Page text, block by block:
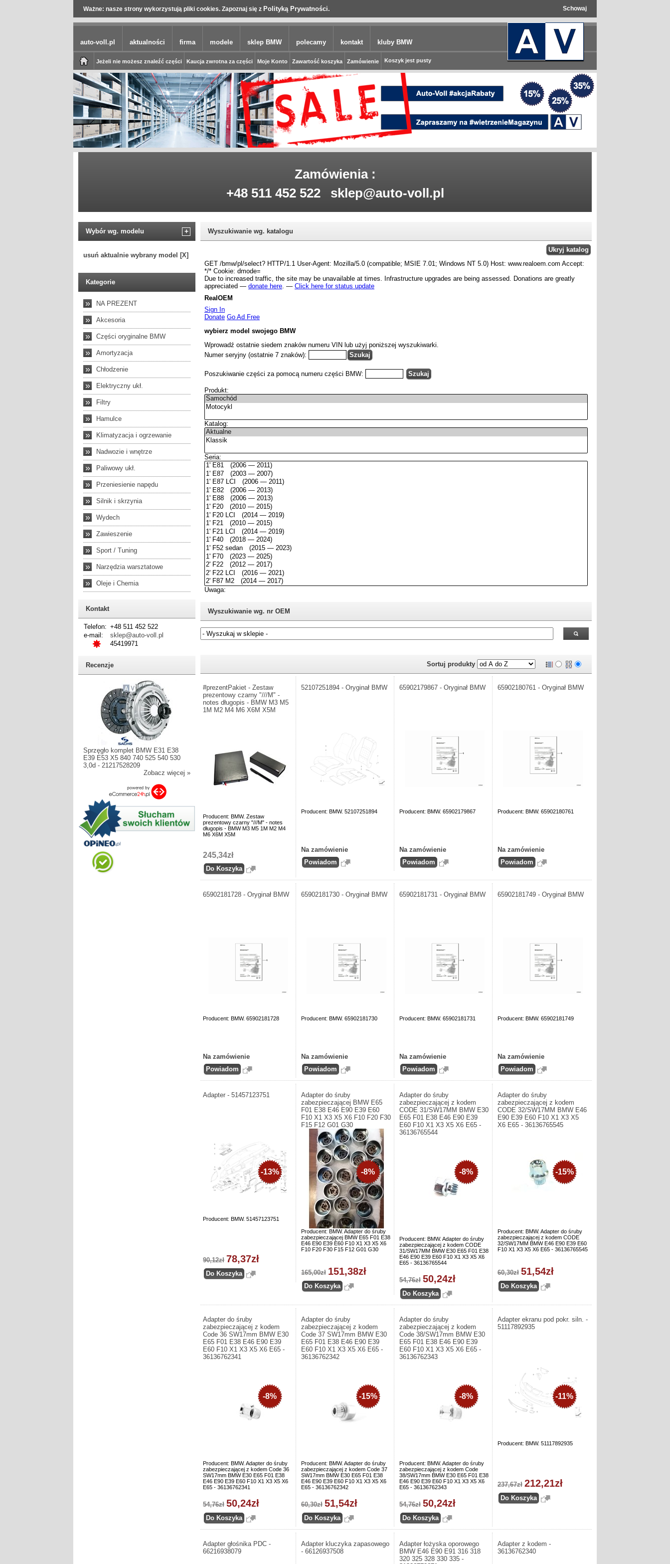
Schowaj
Ważne: nasze strony wykorzystują pliki cookies. Zapoznaj się z Polityką Prywatności.
auto-voll.pl aktualności firma modele sklep BMW polecamy kontakt kluby BMW
Jeżeli nie możesz znaleźć części Kaucja zwrotna za części Moje Konto Zawartość koszyka Zamówienie Koszyk jest pusty
Zamówienia :
+48 511 452 522
sklep@auto-voll.pl
Wybór wg. modelu +
usuń aktualnie wybrany model [X]
Kategorie
» NA PREZENT
» Akcesoria
» Części oryginalne BMW
» Amortyzacja
» Chłodzenie
» Elektryczny ukł.
» Filtry
» Hamulce
» Klimatyzacja i ogrzewanie
» Nadwozie i wnętrze
» Paliwowy ukł.
» Przeniesienie napędu
» Silnik i skrzynia
» Wydech
» Zawieszenie
» Sport / Tuning
» Narzędzia warsztatowe
» Oleje i Chemia
Kontakt
Telefon: +48 511 452 522
e-mail:
sklep@auto-voll.pl
45419971
Recenzje
Sprzęgło komplet BMW E31 E38
E39 E53 X5 840 740 525 540 530
3,0d - 21217528209
Zobacz więcej »
Wyszukiwanie wg. katalogu
Wyszukiwanie wg. nr OEM
Sortuj produkty
#prezentPakiet - Zestaw
prezentowy czarny "///M" -
notes długopis - BMW M3 M5
1M M2 M4 M6 X6M X5M
Producent: BMW. Zestaw
prezentowy czarny "///M" - notes
długopis - BMW M3 M5 1M M2 M4
M6 X6M X5M
245,34zł
52107251894 - Oryginał BMW
Producent: BMW. 52107251894
Na zamówienie
65902179867 - Oryginał BMW
Producent: BMW. 65902179867
Na zamówienie
65902180761 - Oryginał BMW
Producent: BMW. 65902180761
Na zamówienie
65902181728 - Oryginał BMW
Producent: BMW. 65902181728
Na zamówienie
65902181730 - Oryginał BMW
Producent: BMW. 65902181730
Na zamówienie
65902181731 - Oryginał BMW
Producent: BMW. 65902181731
Na zamówienie
65902181749 - Oryginał BMW
Producent: BMW. 65902181749
Na zamówienie
Adapter - 51457123751
Producent: BMW. 51457123751
-13%
90,12zł 78,37zł
Adapter do śruby
zabezpieczającej BMW E65
F01 E38 E46 E90 E39 E60
F10 X1 X3 X5 X6 F10 F20 F30
F15 F12 G01 G30
Producent: BMW. Adapter do śruby
zabezpieczającej BMW E65 F01 E38
E46 E90 E39 E60 F10 X1 X3 X5 X6
F10 F20 F30 F15 F12 G01 G30
-8%
165,00zł 151,38zł
Adapter do śruby
zabezpieczającej z kodem
CODE 31/SW17MM BMW E30
E65 F01 E38 E46 E90 E39
E60 F10 X1 X3 X5 X6 E65 -
36136765544
Producent: BMW. Adapter do śruby
zabezpieczającej z kodem CODE
31/SW17MM BMW E30 E65 F01 E38
E46 E90 E39 E60 F10 X1 X3 X5 X6
E65 - 36136765544
-8%
54,76zł 50,24zł
Adapter do śruby
zabezpieczającej z kodem
CODE 32/SW17MM BMW E46
E90 E39 E60 F10 X1 X3 X5
X6 E65 - 36136765545
Producent: BMW. Adapter do śruby
zabezpieczającej z kodem CODE
32/SW17MM BMW E46 E90 E39 E60
F10 X1 X3 X5 X6 E65 - 36136765545
-15%
60,30zł 51,54zł
Adapter do śruby
zabezpieczającej z kodem
Code 36 SW17mm BMW E30
E65 F01 E38 E46 E90 E39
E60 F10 X1 X3 X5 X6 E65 -
36136762341
Producent: BMW. Adapter do śruby
zabezpieczającej z kodem Code 36
SW17mm BMW E30 E65 F01 E38
E46 E90 E39 E60 F10 X1 X3 X5 X6
E65 - 36136762341
-8%
54,76zł 50,24zł
Adapter do śruby
zabezpieczającej z kodem
Code 37 SW17mm BMW E30
E65 F01 E38 E46 E90 E39
E60 F10 X1 X3 X5 X6 E65 -
36136762342
Producent: BMW. Adapter do śruby
zabezpieczającej z kodem Code 37
SW17mm BMW E30 E65 F01 E38
E46 E90 E39 E60 F10 X1 X3 X5 X6
E65 - 36136762342
-15%
60,30zł 51,54zł
Adapter do śruby
zabezpieczającej z kodem
Code 38/SW17mm BMW E30
E65 F01 E38 E46 E90 E39
E60 F10 X1 X3 X5 X6 E65 -
36136762343
Producent: BMW. Adapter do śruby
zabezpieczającej z kodem Code
38/SW17mm BMW E30 E65 F01 E38
E46 E90 E39 E60 F10 X1 X3 X5 X6
E65 - 36136762343
-8%
54,76zł 50,24zł
Adapter ekranu pod pokr. siln. -
51117892935
Producent: BMW. 51117892935
-11%
237,67zł 212,21zł
Adapter głośnika PDC -
66216938079
Adapter kluczyka zapasowego
- 66126937508
Adapter łożyska oporowego
BMW E46 E90 E91 316 318
320 325 328 330 335 -
Adapter z kodem -
36136762340